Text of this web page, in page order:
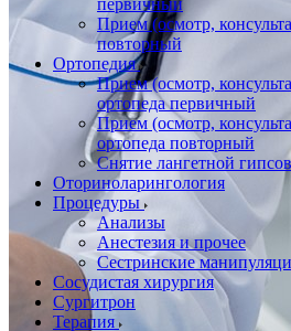
первичный
Прием (осмотр,
повторный
Ортопедия
Прием (осмотр,
ортопеда первичный
Прием (осмотр,
ортопеда повторный
Снятие лангетной
Оториноларингология
Процедуры
Анализы
Анестезия и прочее
Сестринские
Сосудистая хирургия
Сургитрон
Терапия